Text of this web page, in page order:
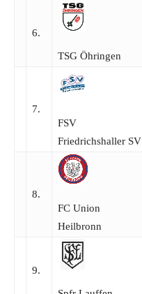
6.
TSG Öhringen
7.
FSV
Friedrichshaller SV
8.
FC Union
Heilbronn
9.